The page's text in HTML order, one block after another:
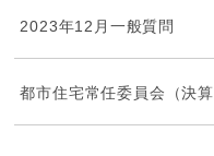
2023年12月一般質問
都市住宅常任委員会（決算